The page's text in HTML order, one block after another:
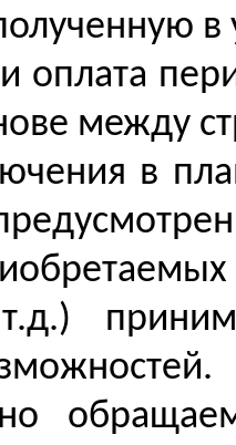
оплата
между
в